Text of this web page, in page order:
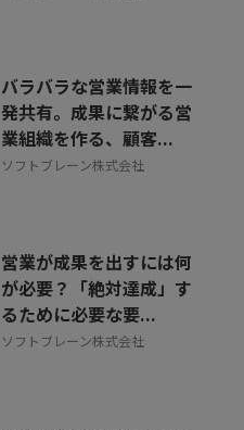
バラバラな営業情報を一
発共有。成果に繋がる営
業組織を作る、顧客...
ソフトブレーン株式会社
営業が成果を出すには何
が必要？「絶対達成」す
るために必要な要...
ソフトブレーン株式会社